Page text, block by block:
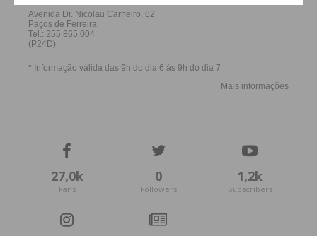
27,0k
Fans
0
Followers
1,2k
Subscribers